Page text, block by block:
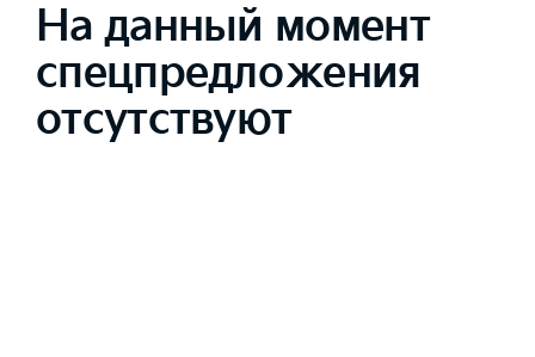
На данный момент
спецпредложения
отсутствуют